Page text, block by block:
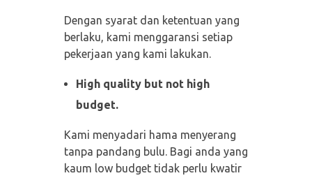
Dengan syarat dan ketentuan yang
berlaku, kami menggaransi setiap
pekerjaan yang kami lakukan.
High quality but not high
budget.
Kami menyadari hama menyerang
tanpa pandang bulu. Bagi anda yang
kaum low budget tidak perlu kwatir